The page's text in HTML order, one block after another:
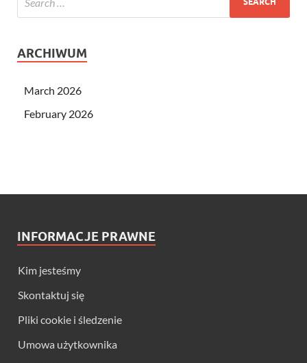
ARCHIWUM
March 2026
February 2026
INFORMACJE PRAWNE
Kim jesteśmy
Skontaktuj się
Pliki cookie i śledzenie
Umowa użytkownika